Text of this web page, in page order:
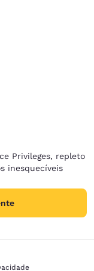
Privileges, repleto
inesquecíveis